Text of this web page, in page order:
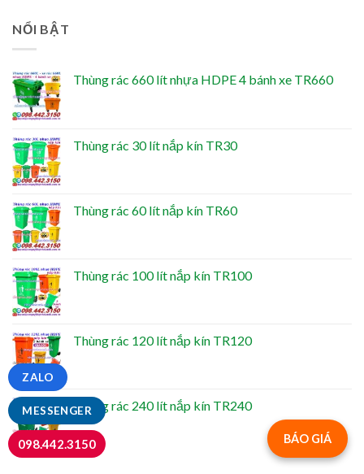
NỔI BẬT
Thùng rác 660 lít nhựa HDPE 4 bánh xe TR660
Thùng rác 30 lít nắp kín TR30
Thùng rác 60 lít nắp kín TR60
Thùng rác 100 lít nắp kín TR100
Thùng rác 120 lít nắp kín TR120
Thùng rác 240 lít nắp kín TR240
BÁO GIÁ
MESSENGER
ZALO
098.442.3150